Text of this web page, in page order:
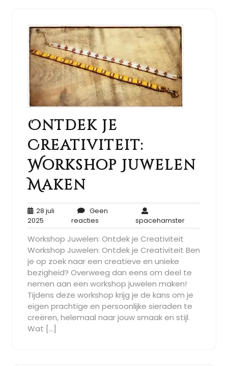
Ontdek je
Creativiteit:
Workshop Juwelen
Maken
28 juli
2025
juli
2025
Geen
reactiesGeen
reacties
spacehamster
Workshop Juwelen: Ontdek je Creativiteit
Workshop Juwelen: Ontdek je Creativiteit Ben
je op zoek naar een creatieve en unieke
bezigheid? Overweeg dan eens om deel te
nemen aan een workshop juwelen maken!
Tijdens deze workshop krijg je de kans om je
eigen prachtige en persoonlijke sieraden te
creëren, helemaal naar jouw smaak en stijl.
Wat […]